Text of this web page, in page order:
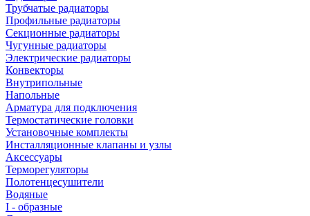
Трубчатые радиаторы
Профильные радиаторы
Секционные радиаторы
Чугунные радиаторы
Электрические радиаторы
Конвекторы
Внутрипольные
Напольные
Арматура для подключения
Термостатические головки
Установочные комплекты
Инсталляционные клапаны и узлы
Аксессуары
Терморегуляторы
Полотенцесушители
Водяные
I - образные